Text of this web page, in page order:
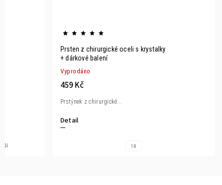
Prsten z chirurgické oceli s krystalky
+ dárkové balení
Vyprodáno
459 Kč
Detail
Prstýnek z chirurgické...
18